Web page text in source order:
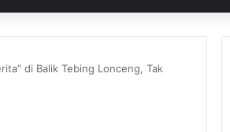
di Balik Tebing Lonceng, Tak